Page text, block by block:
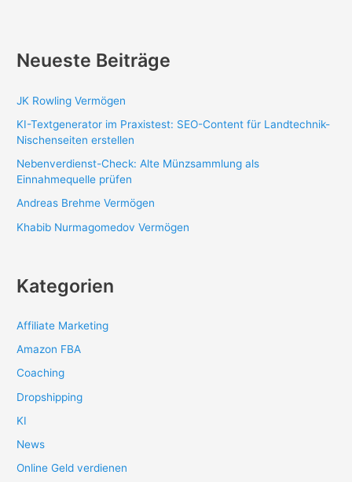
Neueste Beiträge
JK Rowling Vermögen
KI-Textgenerator im Praxistest: SEO-Content für Landtechnik-
Nischenseiten erstellen
Nebenverdienst-Check: Alte Münzsammlung als
Einnahmequelle prüfen
Andreas Brehme Vermögen
Khabib Nurmagomedov Vermögen
Kategorien
Affiliate Marketing
Amazon FBA
Coaching
Dropshipping
KI
News
Online Geld verdienen